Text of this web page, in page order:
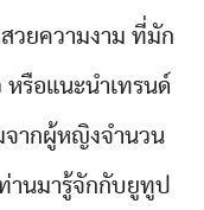
วยความงาม ที่มัก
รือแนะนำเทรนด์
จากผู้หญิงจำนวน
านมารู้จักกับยูทูป